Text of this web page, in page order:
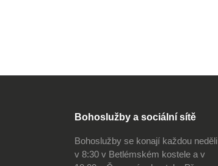
Bohoslužby a sociální sítě
Bohoslužby se konají každou neděli
v 8:30 v Betlémském kostele a v